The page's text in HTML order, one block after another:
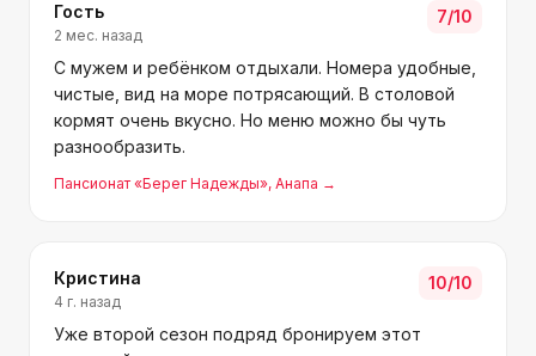
Гость
2 мес. назад
7/10
С мужем и ребёнком отдыхали. Номера удобные,
чистые, вид на море потрясающий. В столовой
кормят очень вкусно. Но меню можно бы чуть
разнообразить.
Пансионат «Берег Надежды», Анапа →
Кристина
4 г. назад
10/10
Уже второй сезон подряд бронируем этот